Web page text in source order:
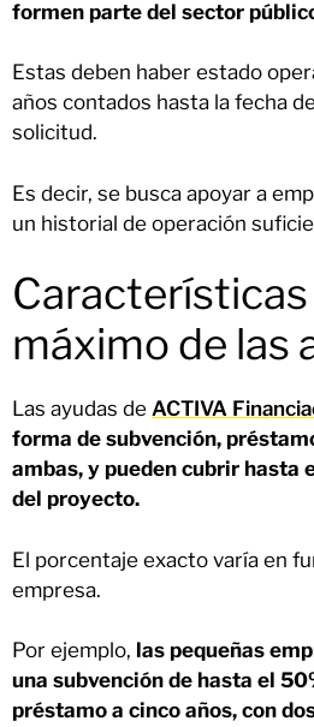
formen parte del sector
Estas deben haber estado
años contados hasta la fecha
solicitud.
Es decir, se busca apoyar a
un historial de operación
máximo de las
Las ayudas de ACTIVA
forma de subvención,
ambas, y pueden cubrir hasta
del proyecto.
El porcentaje exacto varía en
empresa.
Por ejemplo, las pequeñas
una subvención de hasta el
préstamo a cinco años, con